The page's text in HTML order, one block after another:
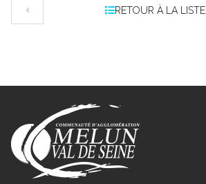
RETOUR À LA LISTE